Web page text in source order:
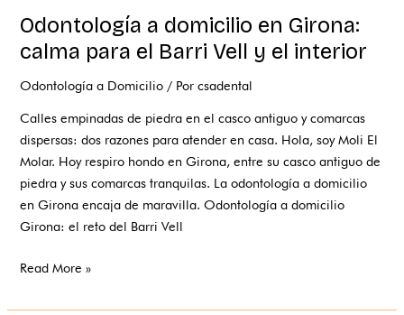
Odontología a domicilio en Girona:
calma para el Barri Vell y el interior
Odontología a Domicilio / Porcsadental
Calles empinadas de piedra en el casco antiguo y comarcas
dispersas: dos razones para atender en casa. Hola, soy Moli El
Molar. Hoy respiro hondo en Girona, entre su casco antiguo de
piedra y sus comarcas tranquilas. La odontología a domicilio
en Girona encaja de maravilla. Odontología a domicilio
Girona: el reto del Barri Vell
Odontología
a
en
para
Barri
el
Read More »